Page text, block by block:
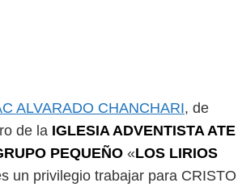
ALVARADO CHANCHARI, de
de la IGLESIA ADVENTISTA ATE
PEQUEÑO «LOS LIRIOS
un privilegio trabajar para CRISTO